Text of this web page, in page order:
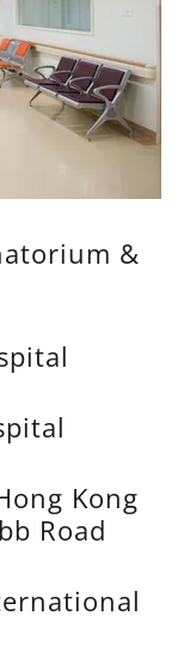
&
Kong
Road